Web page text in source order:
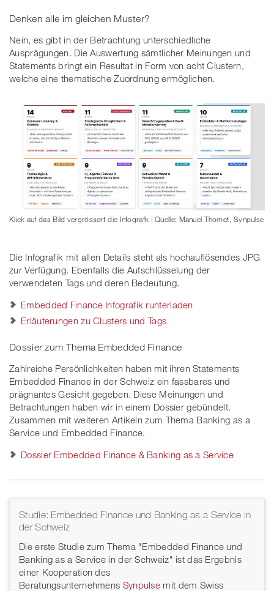
Denken alle im gleichen Muster?
Nein, es gibt in der Betrachtung unterschiedliche
Ausprägungen. Die Auswertung sämtlicher Meinungen und
Statements bringt ein Resultat in Form von acht Clustern,
welche eine thematische Zuordnung ermöglichen.
Klick auf das Bild vergrössert die Infografk | Quelle: Manuel Thomet, Synpulse
Die Infografik mit allen Details steht als hochauflösendes JPG
zur Verfügung. Ebenfalls die Aufschlüsselung der
verwendeten Tags und deren Bedeutung.
Embedded Finance Infografik runterladen
Erläuterungen zu Clusters und Tags
Dossier zum Thema Embedded Finance
Zahlreiche Persönlichkeiten haben mit ihren Statements
Embedded Finance in der Schweiz ein fassbares und
prägnantes Gesicht gegeben. Diese Meinungen und
Betrachtungen haben wir in einem Dossier gebündelt.
Zusammen mit weiteren Artikeln zum Thema Banking as a
Service und Embedded Finance.
Dossier Embedded Finance & Banking as a Service
Studie: Embedded Finance und Banking as a Service in
der Schweiz
Die erste Studie zum Thema "Embedded Finance und
Banking as a Service in der Schweiz" ist das Ergebnis
einer Kooperation des
Beratungsunternehmens Synpulse mit dem Swiss